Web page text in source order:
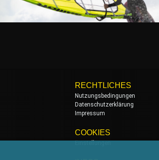
RECHTLICHES
Nutzungsbedingungen
Datenschutzerklärung
Impressum
COOKIES
Einstellungen